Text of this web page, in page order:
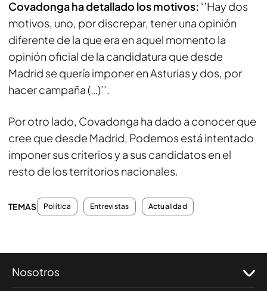
Covadonga ha detallado los motivos: ‘’Hay dos
motivos, uno, por discrepar, tener una opinión
diferente de la que era en aquel momento la
opinión oficial de la candidatura que desde
Madrid se quería imponer en Asturias y dos, por
hacer campaña (…)’’.
Por otro lado, Covadonga ha dado a conocer que
cree que desde Madrid, Podemos está intentado
imponer sus criterios y a sus candidatos en el
resto de los territorios nacionales.
TEMAS Política Entrevistas Actualidad
Nosotros